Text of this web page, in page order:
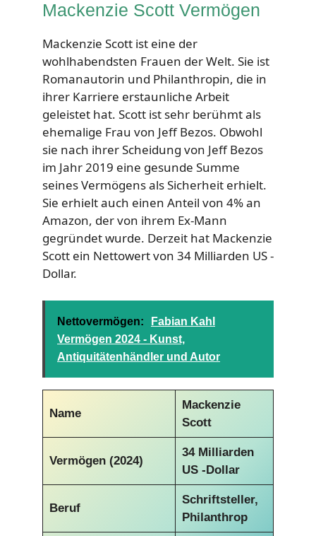
Mackenzie Scott Vermögen
Mackenzie Scott ist eine der
wohlhabendsten Frauen der Welt. Sie ist
Romanautorin und Philanthropin, die in
ihrer Karriere erstaunliche Arbeit
geleistet hat. Scott ist sehr berühmt als
ehemalige Frau von Jeff Bezos. Obwohl
sie nach ihrer Scheidung von Jeff Bezos
im Jahr 2019 eine gesunde Summe
seines Vermögens als Sicherheit erhielt.
Sie erhielt auch einen Anteil von 4% an
Amazon, der von ihrem Ex-Mann
gegründet wurde. Derzeit hat Mackenzie
Scott ein Nettowert von 34 Milliarden US -
Dollar.
Nettovermögen:
Fabian Kahl
Vermögen 2024 - Kunst,
Antiquitätenhändler und Autor
Name
Mackenzie
Scott
Vermögen (2024)
34 Milliarden
US -Dollar
Beruf
Schriftsteller,
Philanthrop